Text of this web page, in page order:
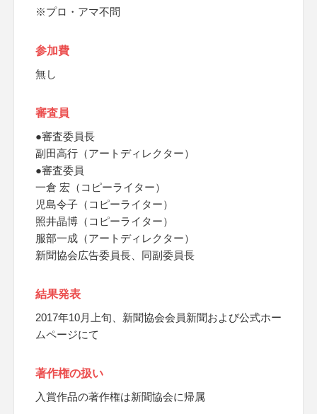
※プロ・アマ不問
参加費
無し
審査員
●審査委員長
副田高行（アートディレクター）
●審査委員
一倉 宏（コピーライター）
児島令子（コピーライター）
照井晶博（コピーライター）
服部一成（アートディレクター）
新聞協会広告委員長、同副委員長
結果発表
2017年10月上旬、新聞協会会員新聞および公式ホー
ムページにて
著作権の扱い
入賞作品の著作権は新聞協会に帰属